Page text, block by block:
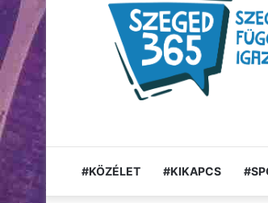
#KÖZÉLET #KIKAPCS